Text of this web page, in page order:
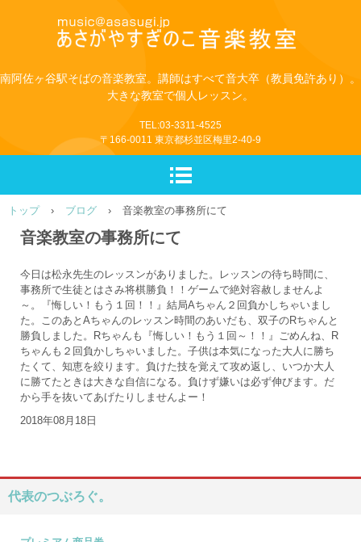
南阿佐ヶ谷駅そばの音楽教室。講師はすべて音大卒（教員免許あり）。
大きな教室で個人レッスン。
TEL:03-3311-4525
〒166-0011 東京都杉並区梅里2-40-9
トップ › ブログ › 音楽教室の事務所にて
音楽教室の事務所にて
今日は松永先生のレッスンがありました。レッスンの待ち時間に、
事務所で生徒とはさみ将棋勝負！！ゲームで絶対容赦しませんよ
～。『悔しい！もう１回！！』結局Aちゃん２回負かしちゃいまし
た。このあとAちゃんのレッスン時間のあいだも、双子のRちゃんと
勝負しました。Rちゃんも『悔しい！もう１回～！！』ごめんね、R
ちゃんも２回負かしちゃいました。子供は本気になった大人に勝ち
たくて、知恵を絞ります。負けた技を覚えて攻め返し、いつか大人
に勝てたときは大きな自信になる。負けず嫌いは必ず伸びます。だ
から手を抜いてあげたりしませんよー！
2018年08月18日
代表のつぶろぐ。